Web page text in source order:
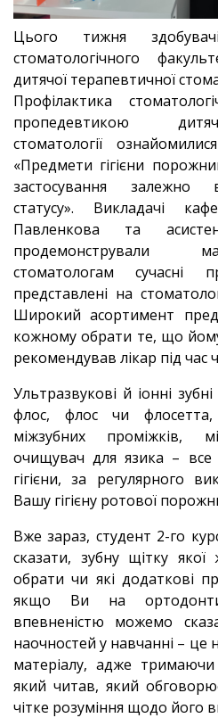
Цього тижня
стоматологічного
дитячої терапевтичної
Профілактика
пропедевтикою
стоматології
«Предмети гігієни
застосування залежно
статусу». Викладачі
Павленкова та
продемонстрували
стоматологам сучасні
представлені на
Широкий асортимент
кожному обрати те, що
рекомендував лікар під час
Ультразвукові й іонні
флос, флос чи флосетта,
міжзубних проміжків,
очищувач для язика – все
гігієни, за регулярного
Вашу гігієну ротової
Вже зараз, студент 2-го
сказати, зубну щітку
обрати чи які додаткові
якщо Ви на
впевненістю можемо
наочностей у навчанні – це
матеріалу, адже
який читав, який
чітке розуміння щодо його